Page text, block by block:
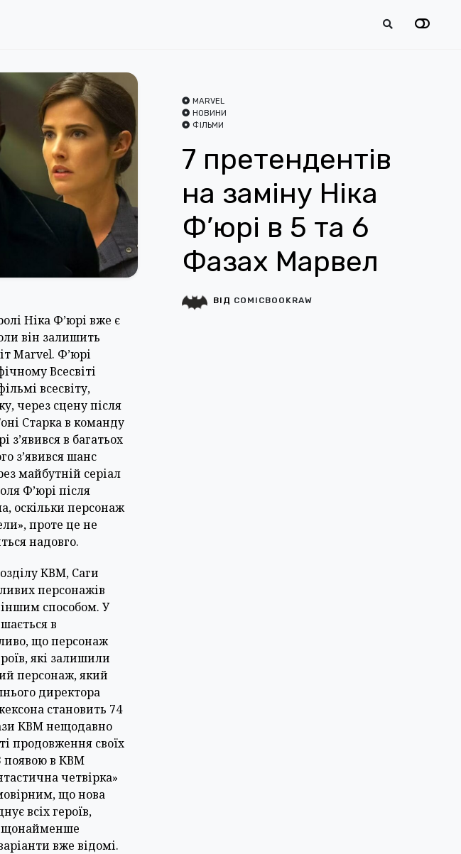
Ніка Ф’юрі вже є
він залишить
Marvel. Ф’юрі
Всесвіті
всесвіту,
через сцену після
Старка в команду
з’явився в багатьох
з’явився шанс
майбутній серіал
Ф’юрі після
оскільки персонаж
проте це не
надовго.
КВМ, Саги
персонажів
способом. У
в
що персонаж
які залишили
персонаж, який
директора
становить 74
КВМ нещодавно
продовження своїх
появою в КВМ
четвірка»
що нова
всіх героїв,
щонайменше
вже відомі.
MARVEL
НОВИНИ
ФІЛЬМИ
7 претендентів
на заміну Ніка
Ф’юрі в 5 та 6
Фазах Марвел
ВІД COMICBOOKRAW